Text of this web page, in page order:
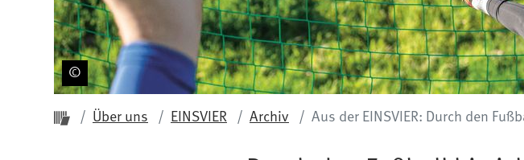
Startseite ProPotsdam
Über uns EINSVIER Archiv Aus der EINSVIER: Durch den